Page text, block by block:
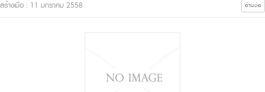
สร้างเมื่อ : 11 มกราคม 2558 อ่านต่อ